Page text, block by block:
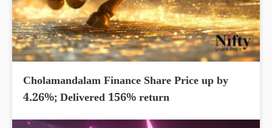
Cholamandalam Finance Share Price up by
4.26%; Delivered 156% return